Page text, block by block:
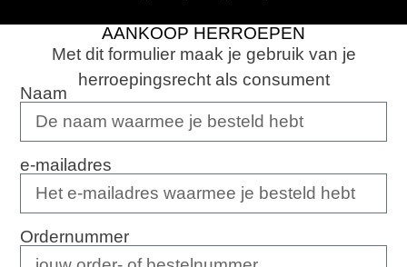
AANKOOP HERROEPEN
Met dit formulier maak je gebruik van je
herroepingsrecht als consument
Naam
e-mailadres
Ordernummer